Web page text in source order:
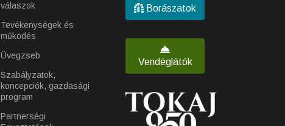
válaszok
Tevékenységek és
működés
Üvegzseb
Szabályzatok,
koncepciók, gazdasági
program
Partnerségi
Borászatok
Vendéglátók